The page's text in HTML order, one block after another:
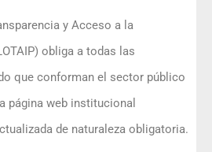
y Acceso a la
obliga a todas las
que conforman el sector público
página web institucional
de naturaleza obligatoria.​​​​